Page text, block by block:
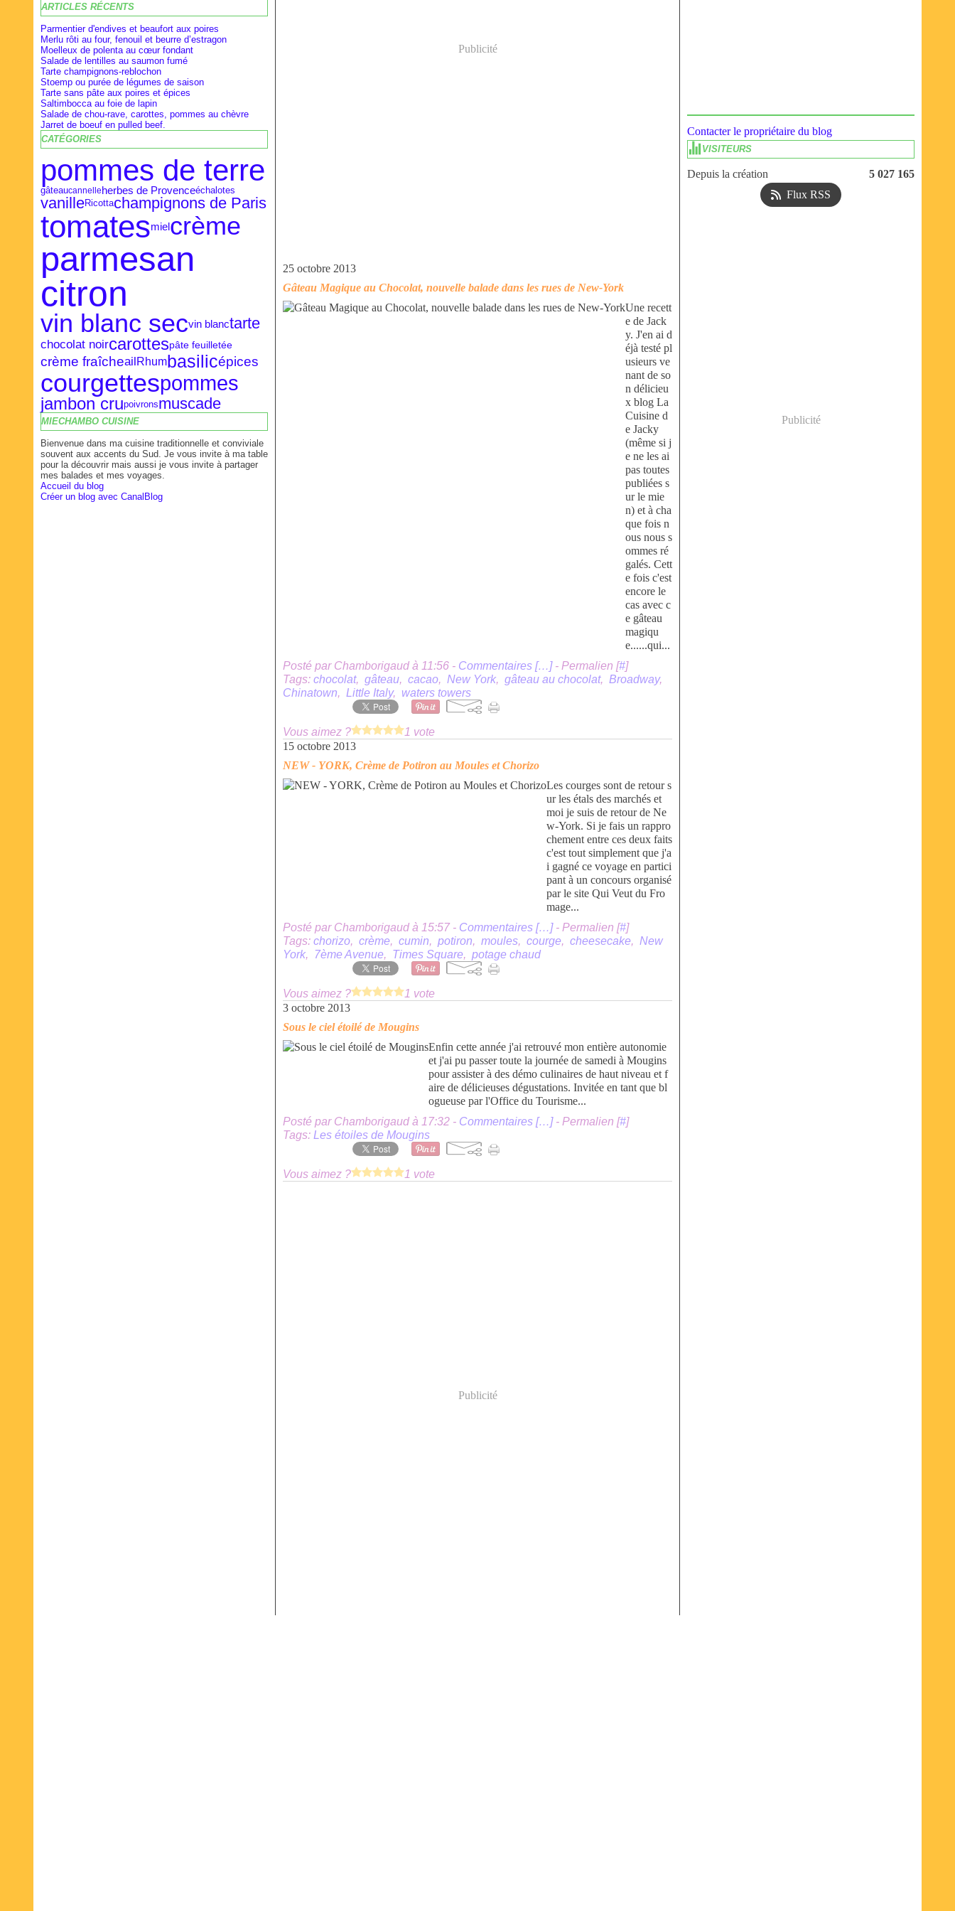
Février(9)
Janvier(8)
Février(16)
Janvier(18)
Avril(28)
Mars(27)
ARTICLES RÉCENTS
Parmentier d'endives et beaufort aux poires
Merlu rôti au four, fenouil et beurre d’estragon
Moelleux de polenta au cœur fondant
Salade de lentilles au saumon fumé
Tarte champignons-reblochon
Stoemp ou purée de légumes de saison
Tarte sans pâte aux poires et épices
Saltimbocca au foie de lapin
Salade de chou-rave, carottes, pommes au chèvre
Jarret de boeuf en pulled beef.
CATÉGORIES
pommes de terre
gâteaucannelleherbes de Provenceéchalotes
vanilleRicottachampignons de Paris
tomatesmielcrème
parmesan
citron
vin blanc secvin blanctarte
chocolat noircarottespâte feuilletée
crème fraîcheailRhumbasilicépices
courgettespommes
jambon crupoivronsmuscade
MIECHAMBO CUISINE
Bienvenue dans ma cuisine traditionnelle et conviviale
souvent aux accents du Sud. Je vous invite à ma table
pour la découvrir mais aussi je vous invite à partager
mes balades et mes voyages.
Accueil du blog
Créer un blog avec CanalBlog
Publicité
25 octobre 2013
Gâteau Magique au Chocolat, nouvelle balade dans les rues de New-York
Une recett
e de Jack
y. J'en ai d
éjà testé pl
usieurs ve
nant de so
n délicieu
x blog La
Cuisine d
e Jacky
(même si j
e ne les ai
pas toutes
publiées s
ur le mie
n) et à cha
que fois n
ous nous s
ommes ré
galés. Cett
e fois c'est
encore le
cas avec c
e gâteau
magiqu
e......qui...
Posté par Chamborigaud à 11:56 - Commentaires […]- Permalien [#]
Tags: chocolat, gâteau, cacao, New York, gâteau au chocolat, Broadway,
Chinatown, Little Italy, waters towers
Vous aimez ?
1 vote
15 octobre 2013
NEW - YORK, Crème de Potiron au Moules et Chorizo
Les courges sont de retour s
ur les étals des marchés et
moi je suis de retour de Ne
w-York. Si je fais un rappro
chement entre ces deux faits
c'est tout simplement que j'a
i gagné ce voyage en partici
pant à un concours organisé
par le site Qui Veut du Fro
mage...
Posté par Chamborigaud à 15:57 - Commentaires […]- Permalien [#]
Tags: chorizo, crème, cumin, potiron, moules, courge, cheesecake, New
York, 7ème Avenue, Times Square, potage chaud
Vous aimez ?
1 vote
3 octobre 2013
Sous le ciel étoilé de Mougins
Enfin cette année j'ai retrouvé mon entière autonomie
et j'ai pu passer toute la journée de samedi à Mougins
pour assister à des démo culinaires de haut niveau et f
aire de délicieuses dégustations. Invitée en tant que bl
ogueuse par l'Office du Tourisme...
Posté par Chamborigaud à 17:32 - Commentaires […]- Permalien [#]
Tags: Les étoiles de Mougins
Vous aimez ? 1 vote
Publicité
Contacter le propriétaire du blog
VISITEURS
Depuis la création
5 027 165
Flux RSS
Publicité